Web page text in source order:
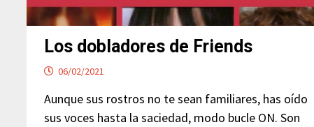
Los dobladores de Friends
06/02/2021
Aunque sus rostros no te sean familiares, has oído
sus voces hasta la saciedad, modo bucle ON. Son